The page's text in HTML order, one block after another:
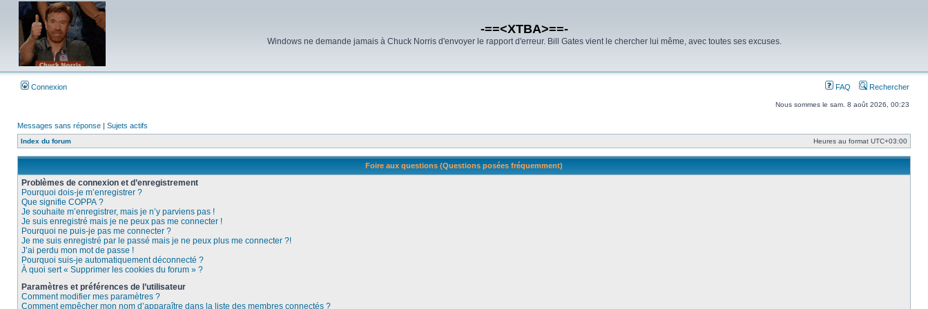
-==<XTBA>==-
Windows ne demande jamais à Chuck Norris d'envoyer le rapport d'erreur. Bill Gates vient le chercher lui même, avec toutes ses excuses.
Connexion FAQ Rechercher
Nous sommes le sam. 8 août 2026, 00:23
Messages sans réponse | Sujets actifs
Index du forum Heures au format UTC+03:00
Foire aux questions (Questions posées fréquemment)
Problèmes de connexion et d’enregistrement
Pourquoi dois-je m’enregistrer ?
Que signifie COPPA ?
Je souhaite m’enregistrer, mais je n’y parviens pas !
Je suis enregistré mais je ne peux pas me connecter !
Pourquoi ne puis-je pas me connecter ?
Je me suis enregistré par le passé mais je ne peux plus me connecter ?!
J’ai perdu mon mot de passe !
Pourquoi suis-je automatiquement déconnecté ?
À quoi sert « Supprimer les cookies du forum » ?
Paramètres et préférences de l’utilisateur
Comment modifier mes paramètres ?
Comment empêcher mon nom d’apparaître dans la liste des membres connectés ?